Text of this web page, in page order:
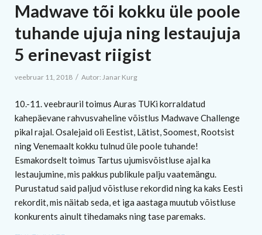
Madwave tõi kokku üle poole
tuhande ujuja ning lestaujuja
5 erinevast riigist
veebruar 11, 2018 / Autor: Janar Kurg
10.-11. veebrauril toimus Auras TUKi korraldatud
kahepäevane rahvusvaheline võistlus Madwave Challenge
pikal rajal. Osalejaid oli Eestist, Lätist, Soomest, Rootsist
ning Venemaalt kokku tulnud üle poole tuhande!
Esmakordselt toimus Tartus ujumisvõistluse ajal ka
lestaujumine, mis pakkus publikule palju vaatemängu.
Purustatud said paljud võistluse rekordid ning ka kaks Eesti
rekordit, mis näitab seda, et iga aastaga muutub võistluse
konkurents ainult tihedamaks ning tase paremaks.